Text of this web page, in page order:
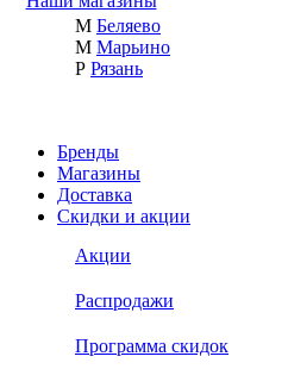
М Беляево
М Марьино
Р Рязань
Бренды
Магазины
Доставка
Скидки и акции
Акции
Распродажи
Программа скидок